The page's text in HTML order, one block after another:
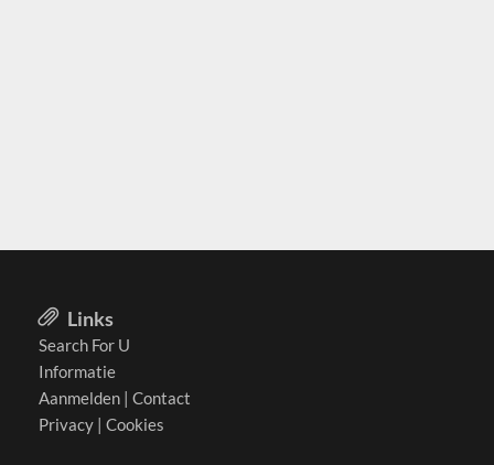
Links
Search For U
Informatie
Aanmelden | Contact
Privacy | Cookies